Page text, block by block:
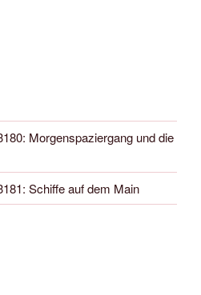
Morgenspaziergang und die
Schiffe auf dem Main